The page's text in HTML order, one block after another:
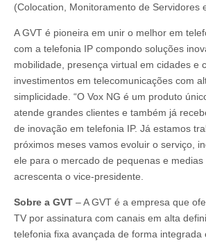
(Colocation, Monitoramento de Servidores
A GVT é pioneira em unir o melhor em
com a telefonia IP compondo soluções
mobilidade, presença virtual em cidades e
investimentos em telecomunicações com
simplicidade. “O Vox NG é um produto
atende grandes clientes e também já
de inovação em telefonia IP. Já estamos
próximos meses vamos evoluir o serviço,
ele para o mercado de pequenas e medias
acrescenta o vice-presidente.
Sobre a GVT – A GVT é a empresa que
TV por assinatura com canais em alta
telefonia fixa avançada de forma integrada